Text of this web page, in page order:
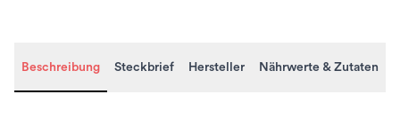
Beschreibung Steckbrief Hersteller Nährwerte & Zutaten